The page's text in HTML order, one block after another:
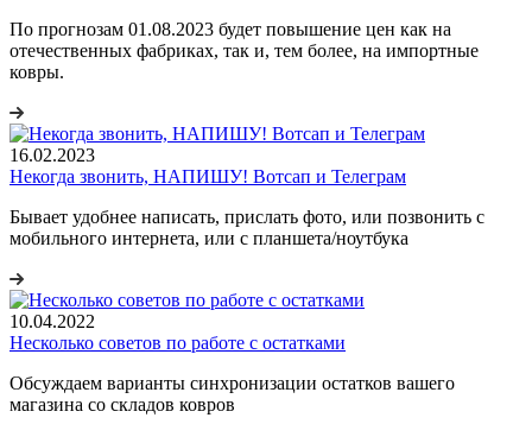
По прогнозам 01.08.2023 будет повышение цен как на
отечественных фабриках, так и, тем более, на импортные
ковры.
16.02.2023
Некогда звонить, НАПИШУ! Вотсап и Телеграм
Бывает удобнее написать, прислать фото, или позвонить с
мобильного интернета, или с планшета/ноутбука
10.04.2022
Несколько советов по работе с остатками
Обсуждаем варианты синхронизации остатков вашего
магазина со складов ковров